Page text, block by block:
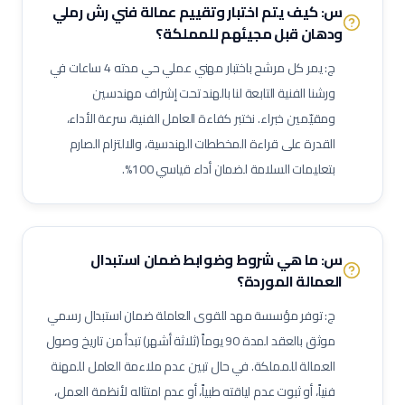
فني لوحات توزيع كهربائية فني توصيل كابلات
فني إضاءة
فني تركيبات صحية
فني شبكات صرف صحي
مشغل محطة صرف صحي (STP)
فني مضخات
فني كمبروسرات
فني غلايات مياه
فني تبريد
فني عزل أنابيب وقنوات
فني أنظمة تحكم وآلات دقيقة
فني أنظمة تكييف متغير التدفق (VRF)
فني وحدات مناولة هواء (AHU)
فني وحدات ملف ومروحة (FCU)
فني أشعة
فني أشعة مقطعية
أخصائي تخاطب ونطق
فني تخدير
فني أسنان
أخصائي صحة فم وأسنان
فني بصريات / عيون
فني قسطرة وقلب
مساعد صيدلي
موظف استقبال طبي
مساعد تمريض جناح (Ward Boy)
س: كيف يتم اختبار وتقييم عمالةفني رش رملي
ودهانقبل مجيئهم للمملكة؟
ج: يمر كل مرشح باختبار مهني عملي حي مدته 4 ساعات في
ورشنا الفنية التابعة لنا بالهند تحت إشراف مهندسين
ومقيّمين خبراء. نختبر كفاءة العامل الفنية، سرعة الأداء،
القدرة على قراءة المخططات الهندسية، والالتزام الصارم
بتعليمات السلامة لضمان أداء قياسي 100%.
س: ما هي شروط وضوابط ضمان استبدال
العمالة الموردة؟
ج: توفر مؤسسة مهد للقوى العاملة ضمان استبدال رسمي
موثق بالعقد لمدة 90 يوماً (ثلاثة أشهر) تبدأ من تاريخ وصول
العمالة للمملكة. في حال تبين عدم ملاءمة العامل للمهنة
فنياً، أو ثبوت عدم لياقته طبياً، أو عدم امتثاله لأنظمة العمل،